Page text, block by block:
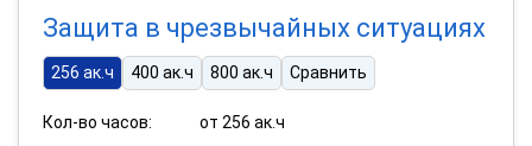
Защита в чрезвычайных ситуациях
256 ак.ч 400 ак.ч 800 ак.ч Сравнить
Кол-во часов:
от 256 ак.ч